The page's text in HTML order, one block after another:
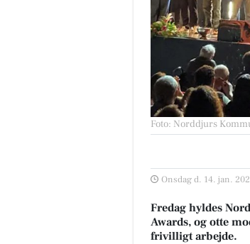
Foto: Norddjurs
Onsdag d. 14. jan.
Fredag hyldes
Awards, og otte
frivilligt arbejde.